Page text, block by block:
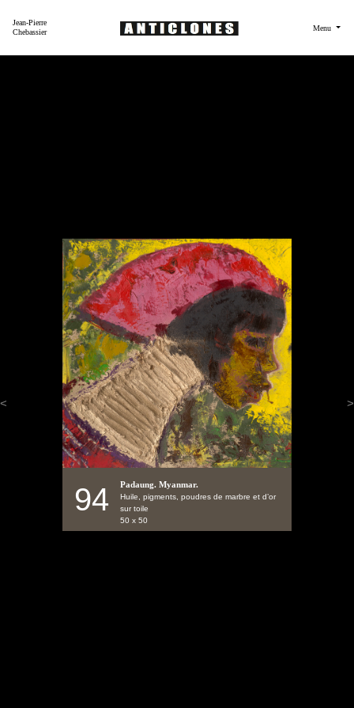
Jean-Pierre
Chebassier
Menu
<
94 Padaung. Myanmar.
Huile, pigments, poudres de marbre et d’or
sur toile
50 x 50
>